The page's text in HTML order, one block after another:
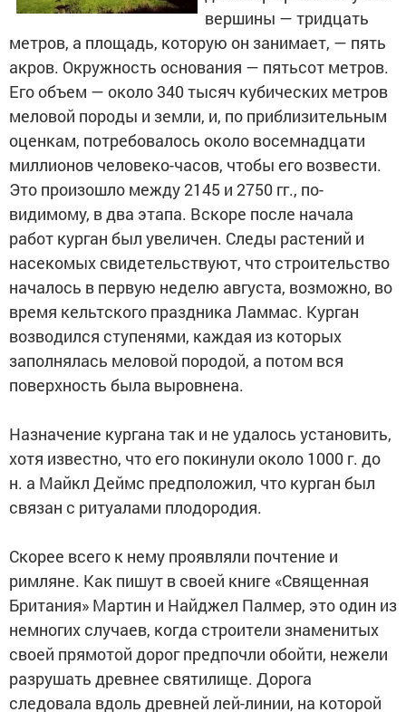
вершины — тридцать
метров, а площадь, которую он занимает, — пять
акров. Окружность основания — пятьсот метров.
Его объем — около 340 тысяч кубических метров
меловой породы и земли, и, по приблизительным
оценкам, потребовалось около восемнадцати
миллионов человеко-часов, чтобы его возвести.
Это произошло между 2145 и 2750 гг., по-
видимому, в два этапа. Вскоре после начала
работ курган был увеличен. Следы растений и
насекомых свидетельствуют, что строительство
началось в первую неделю августа, возможно, во
время кельтского праздника Ламмас. Курган
возводился ступенями, каждая из которых
заполнялась меловой породой, а потом вся
поверхность была выровнена.
Назначение кургана так и не удалось установить,
хотя известно, что его покинули около 1000 г. до
н. а Майкл Деймс предположил, что курган был
связан с ритуалами плодородия.
Скорее всего к нему проявляли почтение и
римляне. Как пишут в своей книге «Священная
Британия» Мартин и Найджел Палмер, это один из
немногих случаев, когда строители знаменитых
своей прямотой дорог предпочли обойти, нежели
разрушать древнее святилище. Дорога
следовала вдоль древней лей-линии, на которой